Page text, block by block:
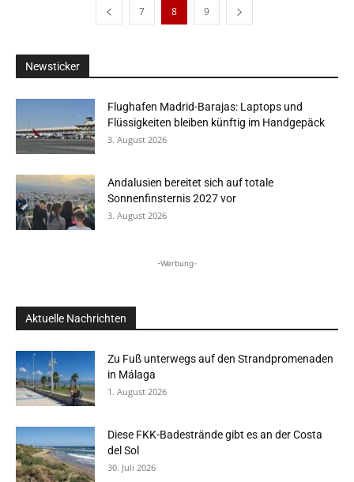
7 8 9
Newsticker
Flughafen Madrid-Barajas: Laptops und
Flüssigkeiten bleiben künftig im Handgepäck
3. August 2026
Andalusien bereitet sich auf totale
Sonnenfinsternis 2027 vor
3. August 2026
-Werbung-
Aktuelle Nachrichten
Zu Fuß unterwegs auf den Strandpromenaden
in Málaga
1. August 2026
Diese FKK-Badestrände gibt es an der Costa
del Sol
30. Juli 2026